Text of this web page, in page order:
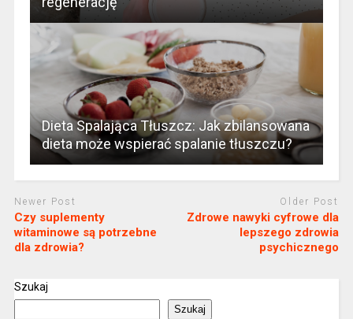
Dieta Spalająca Tłuszcz: Jak zbilansowana
dieta może wspierać spalanie tłuszczu?
Newer Post
Czy suplementy
witaminowe są potrzebne
dla zdrowia?
Older Post
Zdrowe nawyki cyfrowe dla
lepszego zdrowia
psychicznego
Szukaj
Szukaj